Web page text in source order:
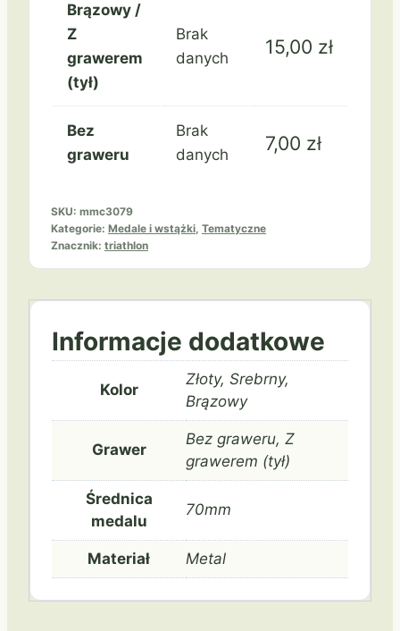
Brązowy /
Z
grawerem
(tył)
Brak
danych
15,00 zł
Bez
graweru
Brak
danych
7,00 zł
SKU: mmc3079
Kategorie: Medale i wstążki Tematyczne
Znacznik: triathlon
Informacje dodatkowe
Kolor
Złoty, Srebrny,
Brązowy
Grawer
Bez graweru, Z
grawerem (tył)
Średnica
medalu
70mm
Materiał Metal